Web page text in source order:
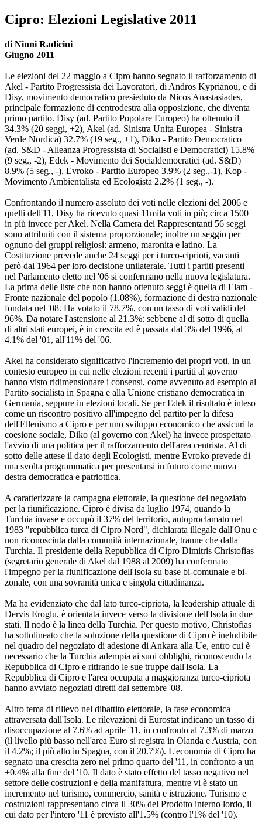
Cipro: Elezioni Legislative 2011
di Ninni Radicini
Giugno 2011
Le elezioni del 22 maggio a Cipro hanno segnato il rafforzamento di
Akel - Partito Progressista dei Lavoratori, di Andros Kyprianou, e di
Disy, movimento democratico presieduto da Nicos Anastasiades,
principale formazione di centrodestra alla opposizione, che diventa
primo partito. Disy (ad. Partito Popolare Europeo) ha ottenuto il
34.3% (20 seggi, +2), Akel (ad. Sinistra Unita Europea - Sinistra
Verde Nordica) 32.7% (19 seg., +1), Diko - Partito Democratico
(ad. S&D - Alleanza Progressista di Socialisti e Democratici) 15.8%
(9 seg., -2), Edek - Movimento dei Socialdemocratici (ad. S&D)
8.9% (5 seg., -), Evroko - Partito Europeo 3.9% (2 seg.,-1), Kop -
Movimento Ambientalista ed Ecologista 2.2% (1 seg., -).
Confrontando il numero assoluto dei voti nelle elezioni del 2006 e
quelli dell'11, Disy ha ricevuto quasi 11mila voti in più; circa 1500
in più invece per Akel. Nella Camera dei Rappresentanti 56 seggi
sono attribuiti con il sistema proporzionale; inoltre un seggio per
ognuno dei gruppi religiosi: armeno, maronita e latino. La
Costituzione prevede anche 24 seggi per i turco-ciprioti, vacanti
però dal 1964 per loro decisione unilaterale. Tutti i partiti presenti
nel Parlamento eletto nel '06 si confermano nella nuova legislatura.
La prima delle liste che non hanno ottenuto seggi è quella di Elam -
Fronte nazionale del popolo (1.08%), formazione di destra nazionale
fondata nel '08. Ha votato il 78.7%, con un tasso di voti validi del
96%. Da notare l'astensione al 21.3%: sebbene al di sotto di quella
di altri stati europei, è in crescita ed è passata dal 3% del 1996, al
4.1% del '01, all'11% del '06.
Akel ha considerato significativo l'incremento dei propri voti, in un
contesto europeo in cui nelle elezioni recenti i partiti al governo
hanno visto ridimensionare i consensi, come avvenuto ad esempio al
Partito socialista in Spagna e alla Unione cristiano democratica in
Germania, seppure in elezioni locali. Se per Edek il risultato è inteso
come un riscontro positivo all'impegno del partito per la difesa
dell'Ellenismo a Cipro e per uno sviluppo economico che assicuri la
coesione sociale, Diko (al governo con Akel) ha invece prospettato
l'avvio di una politica per il rafforzamento dell'area centrista. Al di
sotto delle attese il dato degli Ecologisti, mentre Evroko prevede di
una svolta programmatica per presentarsi in futuro come nuova
destra democratica e patriottica.
A caratterizzare la campagna elettorale, la questione del negoziato
per la riunificazione. Cipro è divisa da luglio 1974, quando la
Turchia invase e occupò il 37% del territorio, autoproclamato nel
1983 "repubblica turca di Cipro Nord", dichiarata illegale dall'Onu e
non riconosciuta dalla comunità internazionale, tranne che dalla
Turchia. Il presidente della Repubblica di Cipro Dimitris Christofias
(segretario generale di Akel dal 1988 al 2009) ha confermato
l'impegno per la riunificazione dell'Isola su base bi-comunale e bi-
zonale, con una sovranità unica e singola cittadinanza.
Ma ha evidenziato che dal lato turco-cipriota, la leadership attuale di
Dervis Eroglu, è orientata invece verso la divisione dell'Isola in due
stati. Il nodo è la linea della Turchia. Per questo motivo, Christofias
ha sottolineato che la soluzione della questione di Cipro è ineludibile
nel quadro del negoziato di adesione di Ankara alla Ue, entro cui è
necessario che la Turchia adempia ai suoi obblighi, riconoscendo la
Repubblica di Cipro e ritirando le sue truppe dall'Isola. La
Repubblica di Cipro e l'area occupata a maggioranza turco-cipriota
hanno avviato negoziati diretti dal settembre '08.
Altro tema di rilievo nel dibattito elettorale, la fase economica
attraversata dall'Isola. Le rilevazioni di Eurostat indicano un tasso di
disoccupazione al 7.6% ad aprile '11, in confronto al 7.3% di marzo
(il livello più basso nell'area Euro si registra in Olanda e Austria, con
il 4.2%; il più alto in Spagna, con il 20.7%). L'economia di Cipro ha
segnato una crescita zero nel primo quarto del '11, in confronto a un
+0.4% alla fine del '10. Il dato è stato effetto del tasso negativo nel
settore delle costruzioni e della manifattura, mentre vi è stato un
incremento nel turismo, commercio, sanità e istruzione. Turismo e
costruzioni rappresentano circa il 30% del Prodotto interno lordo, il
cui dato per l'intero '11 è previsto all'1.5% (contro l'1% del '10).